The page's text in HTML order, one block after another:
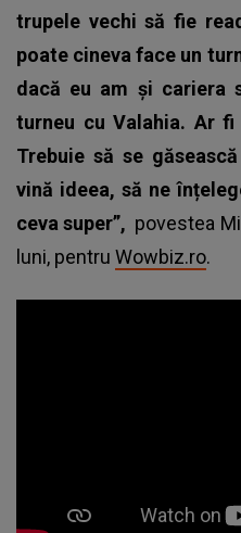
trupele vechi să fie
poate cineva face un
dacă eu am și cariera
turneu cu Valahia. Ar
Trebuie să se
vină ideea, să ne
ceva super”, povestea
luni, pentru Wowbiz.ro.